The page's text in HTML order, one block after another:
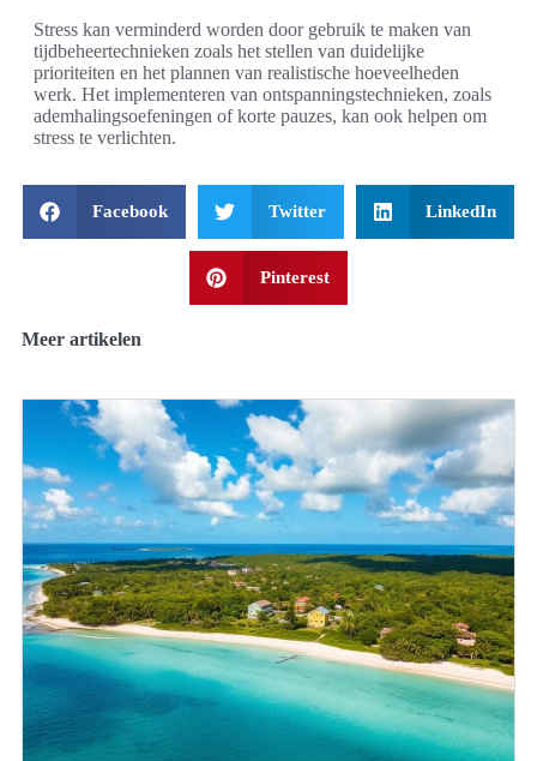
Stress kan verminderd worden door gebruik te maken van
tijdbeheertechnieken zoals het stellen van duidelijke
prioriteiten en het plannen van realistische hoeveelheden
werk. Het implementeren van ontspanningstechnieken, zoals
ademhalingsoefeningen of korte pauzes, kan ook helpen om
stress te verlichten.
Facebook Twitter LinkedIn
Pinterest
Meer artikelen